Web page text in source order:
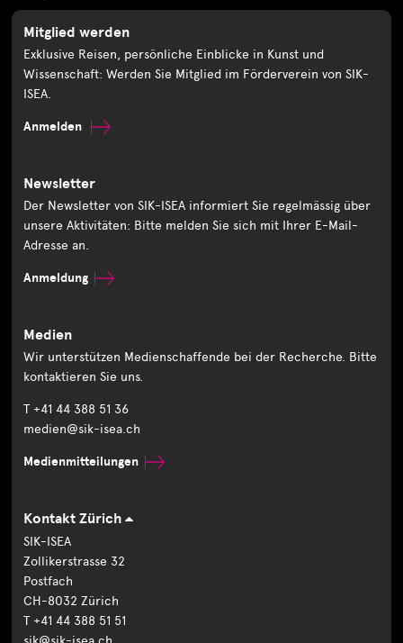
Mitglied werden
Exklusive Reisen, persönliche Einblicke in Kunst und
Wissenschaft: Werden Sie Mitglied im Förderverein von SIK-
ISEA.
Anmelden
Newsletter
Der Newsletter von SIK-ISEA informiert Sie regelmässig über
unsere Aktivitäten: Bitte melden Sie sich mit Ihrer E-Mail-
Adresse an.
Anmeldung
Medien
Wir unterstützen Medienschaffende bei der Recherche. Bitte
kontaktieren Sie uns.
T +41 44 388 51 36
medien@sik-isea.ch
Medienmitteilungen
Kontakt Zürich
SIK-ISEA
Zollikerstrasse 32
Postfach
CH-8032 Zürich
T +41 44 388 51 51